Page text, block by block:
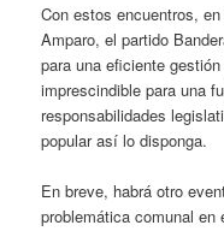
Con estos encuentros,
Amparo, el partido
para una eficiente
imprescindible para una
responsabilidades
popular así lo disponga.
En breve, habrá otro
problemática comunal en